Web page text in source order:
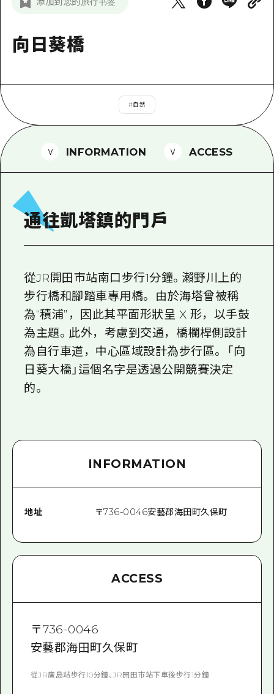
標準
治癒
短途旅行
1晚2天
2晚3天
東山口
愛媛
超值遊覽門票
廣島免費 Wi-Fi
常見問題
廣島縣觀光宣傳冊
向日葵橋
#自然
INFORMATION ACCESS
通往凱塔鎮的門戶
從JR開田市站南口步行1分鐘。瀨野川上的
步行橋和腳踏車專用橋。 由於海塔曾被稱
為“積浦”，因此其平面形狀呈 X 形，以手鼓
為主題。此外，考慮到交通，橋欄桿側設計
為自行車道，中心區域設計為步行區。 「向
日葵大橋」這個名字是透過公開競賽決定
的。
INFORMATION
地址 〒736-0046安藝郡海田町久保町
ACCESS
〒736-0046
安藝郡海田町久保町
從JR廣島站步行10分鐘、JR開田市站下車後步行1分鐘